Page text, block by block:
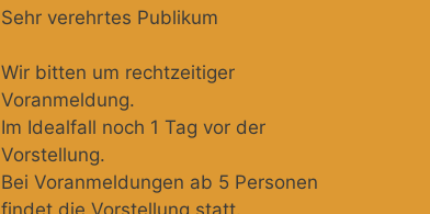
Sehr verehrtes Publikum
Wir bitten um rechtzeitiger
Voranmeldung.
Im Idealfall noch 1 Tag vor der
Vorstellung.
Bei Voranmeldungen ab 5 Personen
findet die Vorstellung statt.